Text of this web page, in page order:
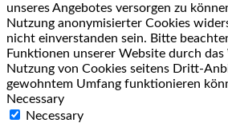
unseres Angebotes versorgen zu
Nutzung anonymisierter Cookies
nicht einverstanden sein. Bitte
Funktionen unserer Website durch
Nutzung von Cookies seitens Dritt-
gewohntem Umfang funktionieren
Necessary
Necessary